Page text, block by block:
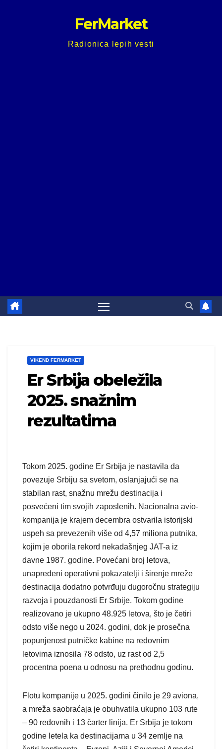
FerMarket
Radionica lepih vesti
VIKEND FERMARKET
Er Srbija obeležila
2025. snažnim
rezultatima
Tokom 2025. godine Er Srbija je nastavila da
povezuje Srbiju sa svetom, oslanjajući se na
stabilan rast, snažnu mrežu destinacija i
posvećeni tim svojih zaposlenih. Nacionalna avio-
kompanija je krajem decembra ostvarila istorijski
uspeh sa prevezenih više od 4,57 miliona putnika,
kojim je oborila rekord nekadašnjeg JAT-a iz
davne 1987. godine. Povećani broj letova,
unapređeni operativni pokazatelji i širenje mreže
destinacija dodatno potvrđuju dugoročnu strategiju
razvoja i pouzdanosti Er Srbije. Tokom godine
realizovano je ukupno 48.925 letova, što je četiri
odsto više nego u 2024. godini, dok je prosečna
popunjenost putničke kabine na redovnim
letovima iznosila 78 odsto, uz rast od 2,5
procentna poena u odnosu na prethodnu godinu.
Flotu kompanije u 2025. godini činilo je 29 aviona,
a mreža saobraćaja je obuhvatila ukupno 103 rute
– 90 redovnih i 13 čarter linija. Er Srbija je tokom
godine letela ka destinacijama u 34 zemlje na